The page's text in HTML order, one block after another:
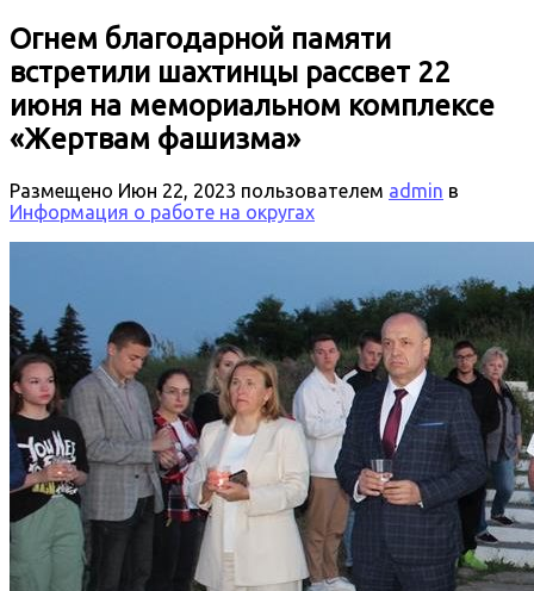
Огнем благодарной памяти
встретили шахтинцы рассвет 22
июня на мемориальном комплексе
«Жертвам фашизма»
Размещено Июн 22, 2023 пользователем admin в
Информация о работе на округах